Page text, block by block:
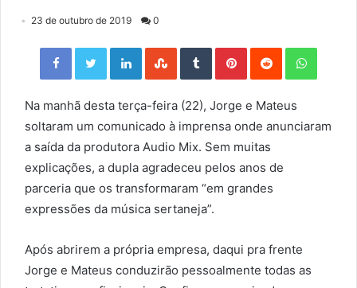
23 de outubro de 2019 0
Facebook Twitter LinkedIn StumbleUpon Tumblr Pinterest Reddit
Na manhã desta terça-feira (22), Jorge e Mateus
soltaram um comunicado à imprensa onde anunciaram
a saída da produtora Audio Mix. Sem muitas
explicações, a dupla agradeceu pelos anos de
parceria que os transformaram “em grandes
expressões da música sertaneja”.
Após abrirem a própria empresa, daqui pra frente
Jorge e Mateus conduzirão pessoalmente todas as